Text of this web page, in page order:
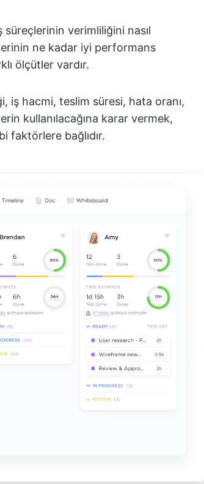
süreçlerinin verimliliğini nasıl
ne kadar iyi performans
ölçütler vardır.
iş hacmi, teslim süresi, hata oranı,
kullanılacağına karar vermek,
faktörlere bağlıdır.